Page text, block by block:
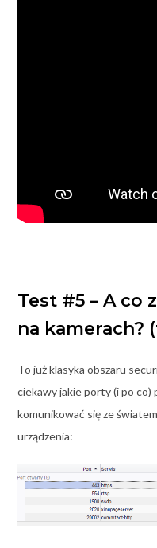
Test #5 – A co
na kamerach?
To już klasyka obszaru
ciekawy jakie porty (i po
komunikować się ze
urządzenia: